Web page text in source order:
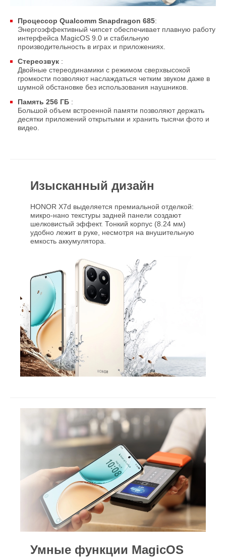
Процессор Qualcomm Snapdragon 685:
Энергоэффективный чипсет обеспечивает плавную работу
интерфейса MagicOS 9.0 и стабильную
производительность в играх и приложениях.
Стереозвук :
Двойные стереодинамики с режимом сверхвысокой
громкости позволяют наслаждаться четким звуком даже в
шумной обстановке без использования наушников.
Память 256 ГБ :
Большой объем встроенной памяти позволяют держать
десятки приложений открытыми и хранить тысячи фото и
видео.
Изысканный дизайн
HONOR X7d выделяется премиальной отделкой:
микро-нано текстуры задней панели создают
шелковистый эффект. Тонкий корпус (8.24 мм)
удобно лежит в руке, несмотря на внушительную
емкость аккумулятора.
Умные функции MagicOS